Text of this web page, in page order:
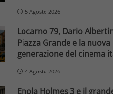
5 Agosto 2026
Locarno 79, Dario
Piazza Grande e la nuova
generazione del cinema
4 Agosto 2026
Enola Holmes 3 e il